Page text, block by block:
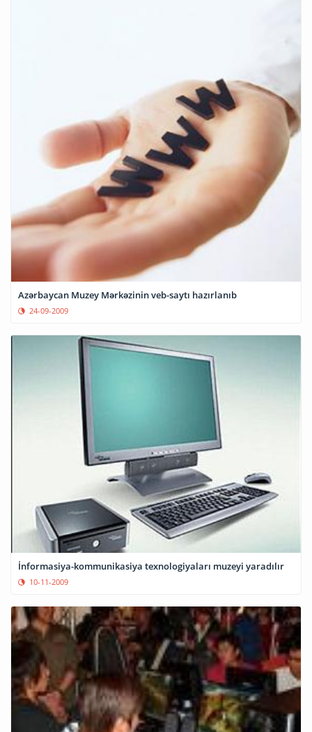
Azərbaycan Muzey Mərkəzinin veb-saytı hazırlanıb
24-09-2009
İnformasiya-kommunikasiya texnologiyaları muzeyi yaradılır
10-11-2009